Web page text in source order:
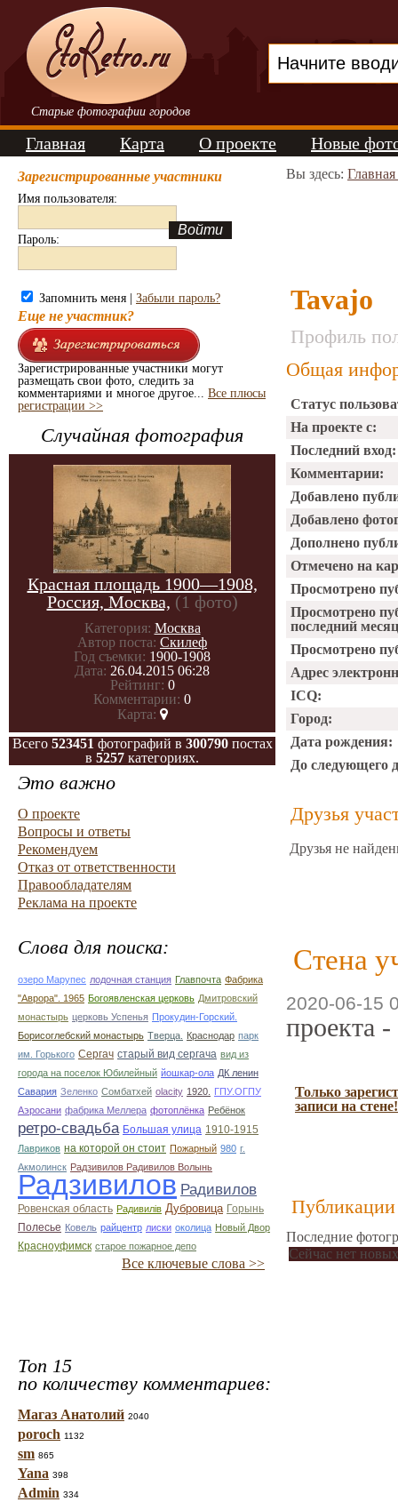
Старые фотографии городов
Главная Карта О проекте Новые
Зарегистрированные участники
Имя пользователя:
Пароль:
Запомнить меня | Забыли пароль?
Еще не участник?
Зарегистрированные участники могут
размещать свои фото, следить за
комментариями и многое другое... Все плюсы
регистрации >>
Случайная фотография
Красная площадь 1900—1908,
Россия, Москва, (1 фото)
Категория: Москва
Автор поста: Скилеф
Год съемки: 1900-1908
Дата: 26.04.2015 06:28
Рейтинг: 0
Комментарии: 0
Карта:
Всего 523451 фотографий в 300790постах
в 5257 категориях.
Это важно
О проекте
Вопросы и ответы
Рекомендуем
Отказ от ответственности
Правообладателям
Реклама на проекте
Слова для поиска:
озеро Марупес лодочная станция Главпочта Фабрика
"Аврора". 1965 Богоявленская церковь Дмитровский
монастырь церковь Успенья Прокудин-Горский.
Борисоглебский монастырь Тверца. Краснодар парк
им. Горького Сергач старый вид сергача вид из
города на поселок Юбилейный йошкар-ола ДК ленин
Савария Зеленко Сомбатхей olacity 1920.
ГПУ.ОГПУ
Аэросани фабрика Меллера фотоплёнка Ребёнок
ретро-свадьба Большая улица 1910-1915
Лавриков на которой он стоит Пожарный 980 г.
Акмолинск Радзивилов Радивилов Волынь
Радзивилов Радивилов
Ровенская область Радивилiв Дубровица Горынь
Полесье Ковель райцентр лиски околица Новый Двор
Красноуфимск старое пожарное депо
Все ключевые слова >>
Топ 15
по количеству комментариев:
Магаз Анатолий 2040
poroch 1132
sm 865
Yana 398
Admin 334
Вы здесь:
Tavajo
Профиль
Общая
Статус
На проекте с:
Последний вход:
Комментарии:
Добавлено
Добавлено
Дополнено
Отмечено на
Просмотрено
Просмотрено
последний
Просмотрено
Адрес
ICQ:
Город:
Дата рождения:
До следующего
Друзья
Друзья не
Стена
2020-06-15
проекта
Только
записи на стене!
Публикации
Последние
Сейчас нет